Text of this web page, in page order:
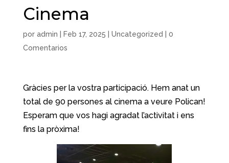
Cinema
por admin Feb 17, 2025 Uncategorized
0
Comentarios
Gràcies per la vostra participació. Hem anat un
total de 90 persones al cinema a veure Polican!
Esperam que vos hagi agradat l’activitat i ens
fins la pròxima!